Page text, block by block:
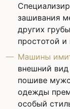
зашивания
других
простотой
Машины
внешний
пошиве
одежды
особый